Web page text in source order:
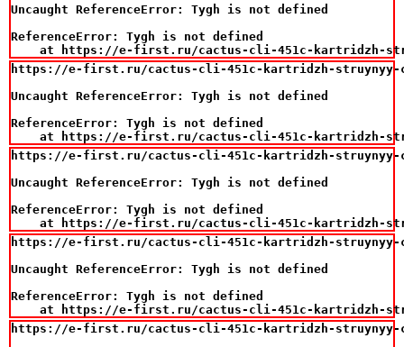
Uncaught ReferenceError: Tygh is not defined
ReferenceError: Tygh is not defined
at https://e-first.ru/cactus-cli-451c-kartridzh-
https://e-first.ru/cactus-cli-451c-kartridzh-struynyy-cs-
Uncaught ReferenceError: Tygh is not defined
ReferenceError: Tygh is not defined
at https://e-first.ru/cactus-cli-451c-kartridzh-
https://e-first.ru/cactus-cli-451c-kartridzh-struynyy-cs-
Uncaught ReferenceError: Tygh is not defined
ReferenceError: Tygh is not defined
at https://e-first.ru/cactus-cli-451c-kartridzh-
https://e-first.ru/cactus-cli-451c-kartridzh-struynyy-cs-
Uncaught ReferenceError: Tygh is not defined
ReferenceError: Tygh is not defined
at https://e-first.ru/cactus-cli-451c-kartridzh-
https://e-first.ru/cactus-cli-451c-kartridzh-struynyy-cs-